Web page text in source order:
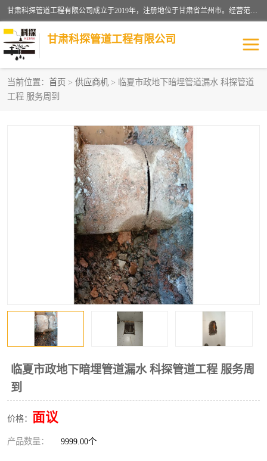
甘肃科探管道工程有限公司成立于2019年，注册地位于甘肃省兰州市。经营范围包括管道安装、清洗、疏通、维修、检测，防水工程，工程钻孔，化粪池清理，暖气安装，给排水管道安装维修，室内外管道如消防、供水、供热管道漏水检测定位，室内外防水堵漏等。
甘肃科探管道工程有限公司
当前位置： 首页 > 供应商机 > 临夏市政地下暗埋管道漏水 科探管道
工程 服务周到
临夏市政地下暗埋管道漏水 科探管道工程 服务周
到
价格： 面议
产品数量： 9999.00个
管道安装维修
漏水检查维修 消防管道漏水
供热管道漏水 排水管道漏水
自来水管漏水 管道疏通
高压车疏通清淤